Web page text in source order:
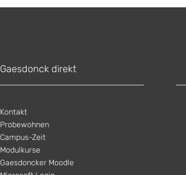
Gaesdonck direkt
Kontakt
Probewohnen
Campus-Zeit
Modulkurse
Gaesdoncker Moodle